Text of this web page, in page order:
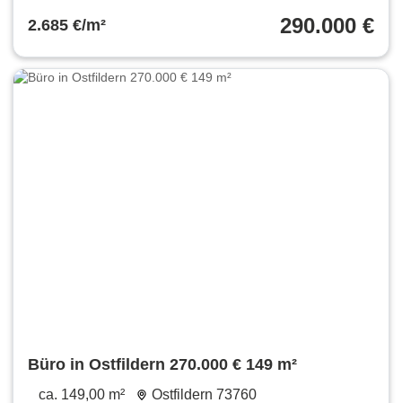
2.685 €/m² 290.000 €
Büro in Ostfildern 270.000 € 149 m²
ca. 149,00 m² Ostfildern 73760